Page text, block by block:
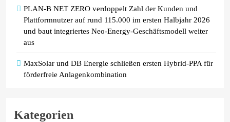
PLAN-B NET ZERO verdoppelt Zahl der Kunden und
Plattformnutzer auf rund 115.000 im ersten Halbjahr 2026
und baut integriertes Neo-Energy-Geschäftsmodell weiter
aus
MaxSolar und DB Energie schließen ersten Hybrid-PPA für
förderfreie Anlagenkombination
Kategorien